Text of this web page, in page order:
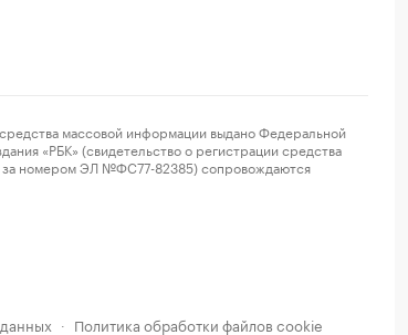
массовой информации выдано Федеральной
«РБК» (свидетельство о регистрации средства
за номером ЭЛ №ФС77-82385) сопровождаются
· Политика обработки файлов cookie